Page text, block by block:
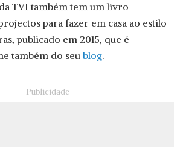
TVI também tem um livro
para fazer em casa ao estilo
publicado em 2015, que é
também do seublog.
– Publicidade –